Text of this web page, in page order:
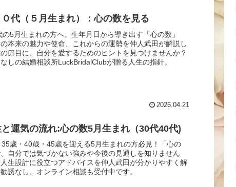
０代（５月生まれ）：心の数を見る
5月生まれの方へ。生年月日から導き出す「心の数」
本来の魅力や使命、これからの運勢を仲人武田が解説し
節目に、自分を愛するためのヒントを見つけませんか？
しの結婚相談所LuckBridalClubが贈る人生の指針。
2026.04.21
運気の流れ:心の数5月生まれ（30代40代)
歳・40歳・45歳を迎える5月生まれの方必見！「心の
自分では気づかない強みや今後の見通しを知りません
生設計に役立つアドバイスを仲人武田が分かりやすく解
誘なし、オンライン相談も受付中です。